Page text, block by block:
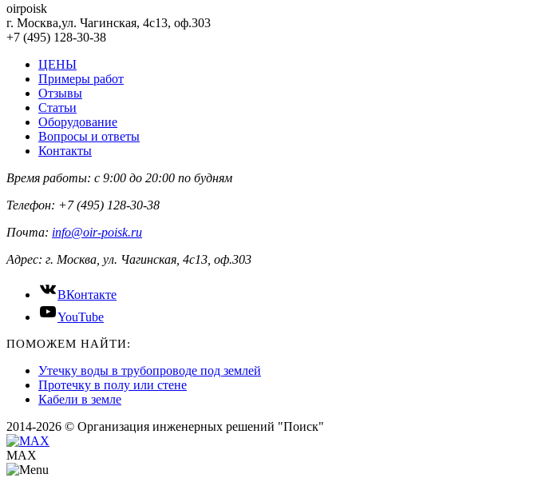
oirpoisk
г. Москва,ул. Чагинская, 4с13, оф.303
+7 (495) 128-30-38
ЦЕНЫ
Примеры работ
Отзывы
Статьи
Оборудование
Вопросы и ответы
Контакты
Время работы: с 9:00 до 20:00 по будням
Телефон: +7 (495) 128-30-38
Почта: info@oir-poisk.ru
Адрес: г. Москва, ул. Чагинская, 4с13, оф.303
ВКонтакте
YouTube
ПОМОЖЕМ НАЙТИ:
Утечку воды в трубопроводе под землей
Протечку в полу или стене
Кабели в земле
2014-2026 © Организация инженерных решений "Поиск"
MAX